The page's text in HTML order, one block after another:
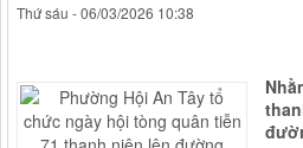
Thứ sáu - 06/03/2026 10:38